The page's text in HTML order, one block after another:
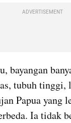
ADVERTISEMENT
bayangan
tubuh
Papua yang
Ia tidak